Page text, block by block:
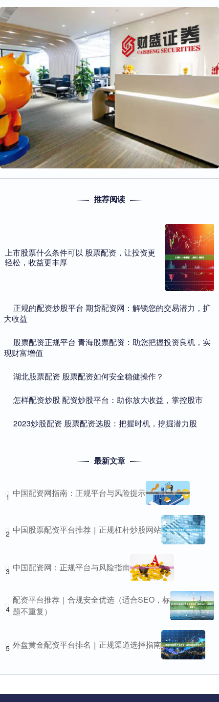
推荐阅读
上市股票什么条件可以 股票配资，让投资更
轻松，收益更丰厚
​正规的配资炒股平台 期货配资网：解锁您的交易潜力，扩
大收益
​股票配资正规平台 青海股票配资：助您把握投资良机，实
现财富增值
​湖北股票配资 股票配资如何安全稳健操作？
​怎样配资炒股 配资炒股平台：助你放大收益，掌控股市
​2023炒股配资 股票配资选股：把握时机，挖掘潜力股
最新文章
1 中国配资网指南：正规平台与风险提示
2 中国股票配资平台推荐｜正规杠杆炒股网站
3 中国配资网：正规平台与风险指南
4
配资平台推荐｜合规安全优选（适合SEO，标
题不重复）
5 外盘黄金配资平台排名｜正规渠道选择指南